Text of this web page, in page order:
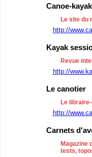
Canoe-
Le site du
http://
Kayak
Revue
http://
Le canotier
Le
http://
Carnets
Magazine
tests,